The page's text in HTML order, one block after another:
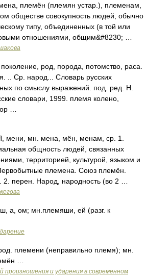
племён (племян устар.), племенам,
обществе совокупность людей, обычно
типу, объединенных (в той или
отношениями, общим&#8230; …
род, порода, потомство, раса.
.. Ср. народ... Словарь русских
по смыслу выражений. под. ред. Н.
словари, 1999. племя колено,
…
мн. мена, мён, менам, ср. 1.
общность людей, связанных
территорией, культурой, языком и
племена. Союз племён.
перен. Народ, народность (во 2 …
а, ом; мн.племяши, ей (разг. к
племени (неправильно племя); мн.
…
произношения и ударения в современном